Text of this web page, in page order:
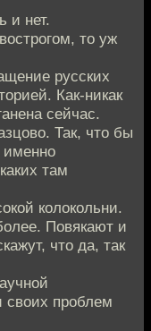
и нет.
то уж
русских
Как-никак
сейчас.
Так, что бы
именно
там
колокольни.
Повякают и
что да, так
проблем